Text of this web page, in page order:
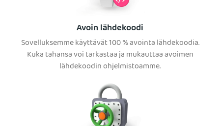
Avoin lähdekoodi
Sovelluksemme käyttävät 100 % avointa lähdekoodia.
Kuka tahansa voi tarkastaa ja mukauttaa avoimen
lähdekoodin ohjelmistoamme.